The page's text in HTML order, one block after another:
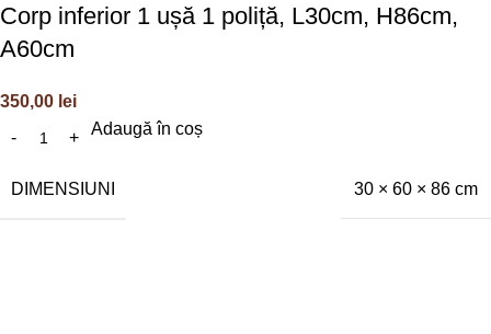
Corp inferior 1 ușă 1 poliță, L30cm, H86cm,
A60cm
350,00 lei
Adaugă în coș
DIMENSIUNI 30 × 60 × 86 cm